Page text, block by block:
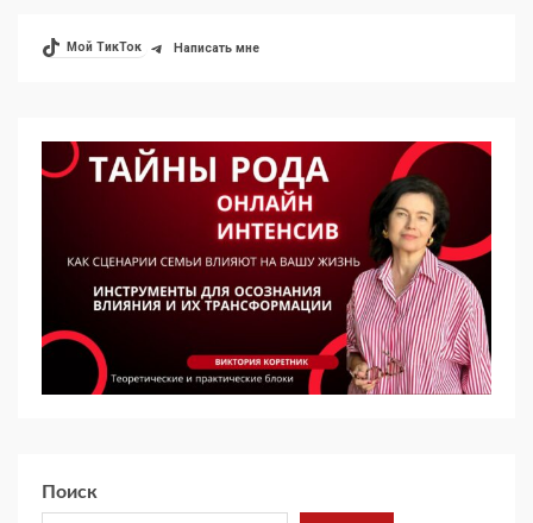
Мой ТикТок Написать мне
Поиск